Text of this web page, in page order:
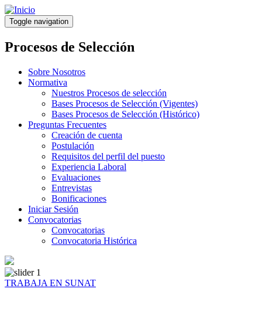
Pasar
al
contenido
principal
Toggle navigation
Procesos de Selección
Sobre Nosotros
Normativa
Nuestros Procesos de selección
Bases Procesos de Selección (Vigentes)
Bases Procesos de Selección (Histórico)
Preguntas Frecuentes
Creación de cuenta
Postulación
Requisitos del perfil del puesto
Experiencia Laboral
Evaluaciones
Entrevistas
Bonificaciones
Iniciar Sesión
Convocatorias
Convocatorias
Convocatoria Histórica
TRABAJA EN SUNAT